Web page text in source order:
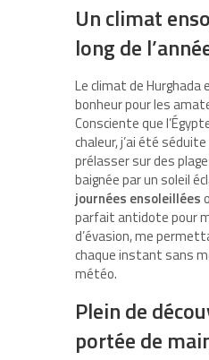
Un climat
long de
Le climat de
bonheur pour les
Consciente que
chaleur, j’ai été
prélasser sur des
baignée par un soleil
journées ensoleillées
parfait antidote pour
d’évasion, me
chaque instant sans
météo.
Plein de
portée de